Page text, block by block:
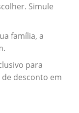
Simule
família, a
para
de desconto em